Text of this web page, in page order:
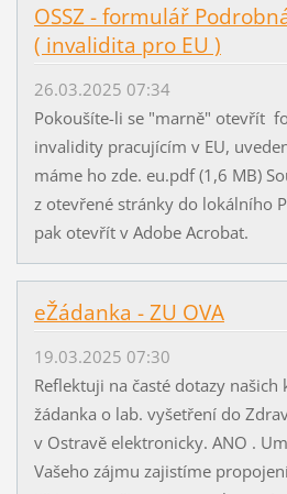
OSSZ - formulář
( invalidita pro EU )
26.03.2025 07:34
Pokoušíte-li se "marně" otevřít
invalidity pracujícím v EU,
máme ho zde. eu.pdf (1,6 MB)
z otevřené stránky do lokálního
pak otevřít v Adobe Acrobat.
eŽádanka - ZU OVA
19.03.2025 07:30
Reflektuji na časté dotazy našich
žádanka o lab. vyšetření do
v Ostravě elektronicky. ANO .
Vašeho zájmu zajistíme